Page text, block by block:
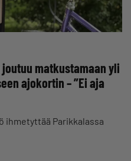
matkustamaan yli
ajokortin – ”Ei aja
ihmetyttää Parikkalassa